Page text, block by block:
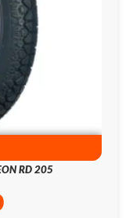
RD 205